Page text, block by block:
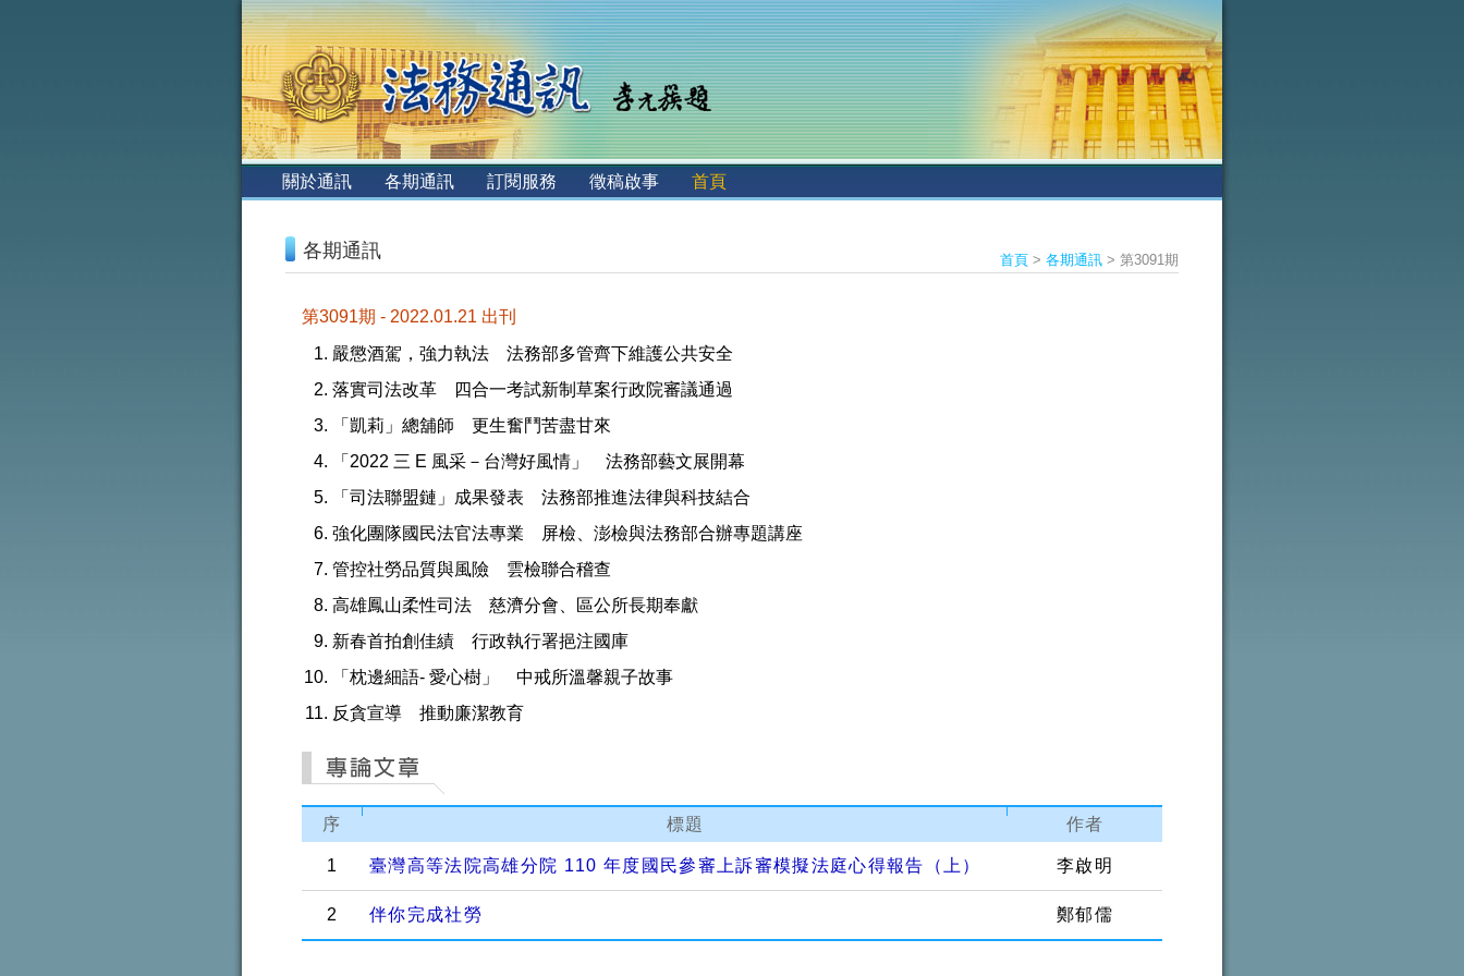
關於通訊 各期通訊 訂閱服務 徵稿啟事
首頁
各期通訊 首頁 > 各期通訊 > 第3091期
第3091期 - 2022.01.21 出刊
嚴懲酒駕，強力執法 法務部多管齊下維護公共安全
落實司法改革 四合一考試新制草案行政院審議通過
「凱莉」總舖師 更生奮鬥苦盡甘來
「2022 三 E 風采－台灣好風情」 法務部藝文展開幕
「司法聯盟鏈」成果發表 法務部推進法律與科技結合
強化團隊國民法官法專業 屏檢、澎檢與法務部合辦專題講座
管控社勞品質與風險 雲檢聯合稽查
高雄鳳山柔性司法 慈濟分會、區公所長期奉獻
新春首拍創佳績 行政執行署挹注國庫
「枕邊細語- 愛心樹」 中戒所溫馨親子故事
反貪宣導 推動廉潔教育
序 標題 作者
1 臺灣高等法院高雄分院 110 年度國民參審上訴審模擬法庭心得報告（上） 李啟明
2 伴你完成社勞 鄭郁儒